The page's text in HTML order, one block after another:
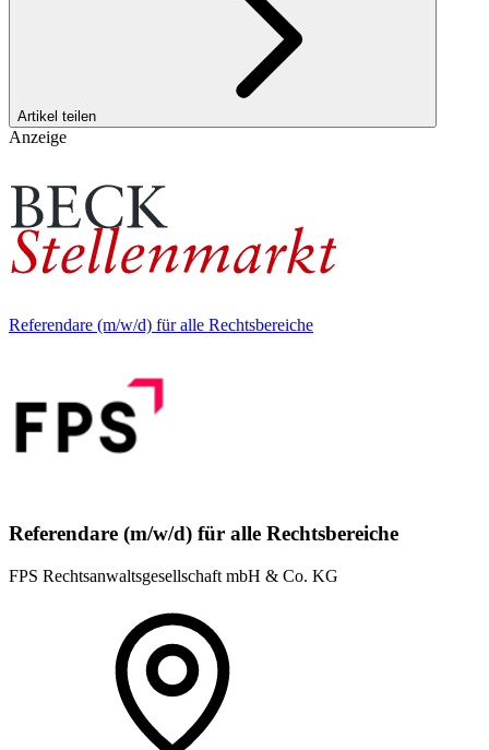
Artikel teilen
Anzeige
Referendare (m/w/d) für alle Rechtsbereiche
Referendare (m/w/d) für alle Rechtsbereiche
FPS Rechtsanwaltsgesellschaft mbH & Co. KG